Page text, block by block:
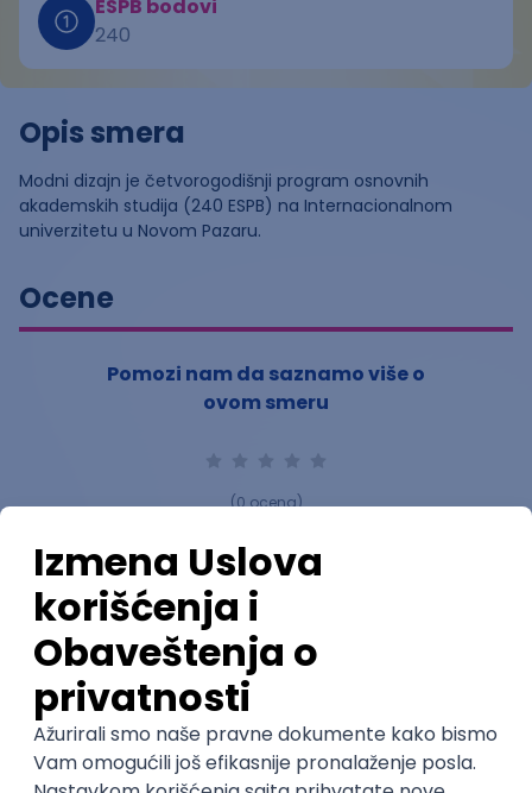
ESPB bodovi
240
Opis smera
Modni dizajn je četvorogodišnji program osnovnih
akademskih studija (240 ESPB) na Internacionalnom
univerzitetu u Novom Pazaru.
Ocene
Pomozi nam da saznamo više o
ovom smeru
(0ocena)
Ostavi ocenu
Nastavni kadar
Stečeno znanje
Karijerne mogućnosti